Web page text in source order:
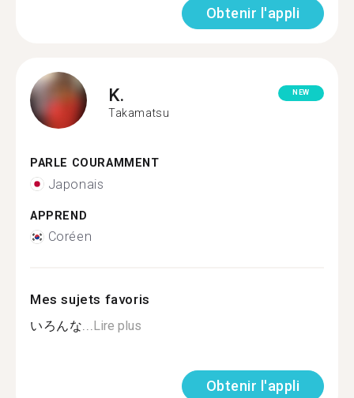
Obtenir l'appli
K.
Takamatsu
NEW
PARLE COURAMMENT
Japonais
APPREND
Coréen
Mes sujets favoris
いろんな...Lire plus
Obtenir l'appli